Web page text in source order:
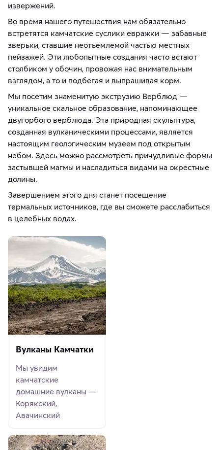
извержений.
Во время нашего путешествия нам обязательно
встретятся камчатские суслики евражки — забавные
зверьки, ставшие неотъемлемой частью местных
пейзажей. Эти любопытные создания часто встают
столбиком у обочин, провожая нас внимательным
взглядом, а то и подбегая и выпрашивая корм.
Мы посетим знаменитую экструзию Верблюд —
уникальное скальное образование, напоминающее
двугорбого верблюда. Эта природная скульптура,
созданная вулканическими процессами, является
настоящим геологическим музеем под открытым
небом. Здесь можно рассмотреть причудливые формы
застывшей магмы и насладиться видами на окрестные
долины.
Завершением этого дня станет посещение
термальных источников, где вы сможете расслабиться
в целебных водах.
Вулканы Камчатки
Мы увидим
камчатские
домашние вулканы —
Корякский,
Авачинский